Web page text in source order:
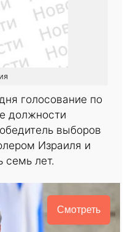
голосование по
должности
выборов
Израиля и
семь лет.
Смотреть